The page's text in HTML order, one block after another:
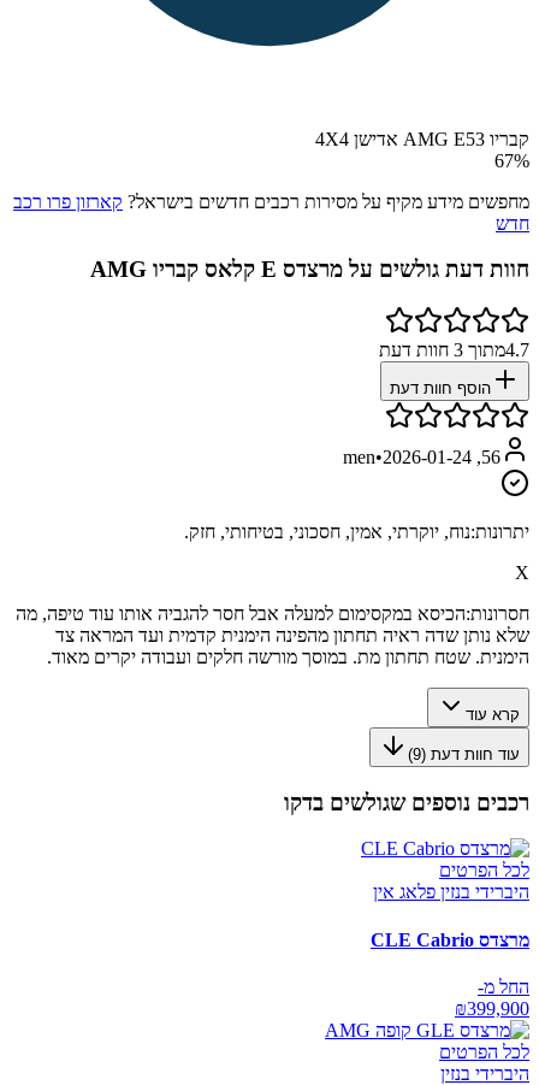
קבריו AMG E53 אדישן 4X4
67%
מחפשים מידע מקיף על מסירות רכבים חדשים בישראל? קארזון פרו רכב
חדש
חוות דעת גולשים על מרצדס E קלאס קבריו AMG
4.7מתוך 3 חוות דעת
הוסף חוות דעת
56, men
•2026-01-24
יתרונות:נוח, יוקרתי, אמין, חסכוני, בטיחותי, חזק.
X
חסרונות:הכיסא במקסימום למעלה אבל חסר להגביה אותו עוד טיפה, מה
שלא נותן שדה ראיה תחתון מהפינה הימנית קדמית ועד המראה צד
הימנית. שטח תחתון מת. במוסך מורשה חלקים ועבודה יקרים מאוד.
קרא עוד
עוד חוות דעת (9
)
רכבים נוספים שגולשים בדקו
לכל הפרטים
היברידי בנזין פלאג אין
מרצדס CLE Cabrio
החל מ-
₪399,900
לכל הפרטים
היברידי בנזין